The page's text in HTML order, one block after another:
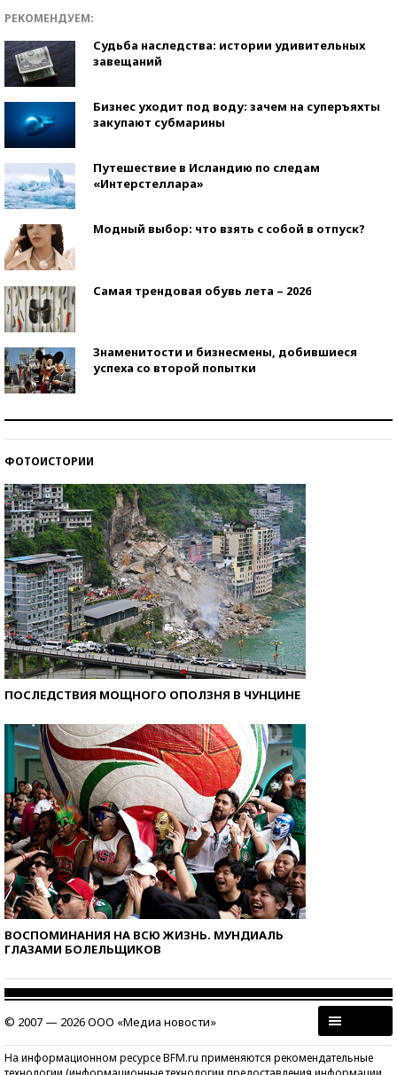
РЕКОМЕНДУЕМ:
Судьба наследства: истории удивительных
завещаний
Бизнес уходит под воду: зачем на суперъяхты
закупают субмарины
Путешествие в Исландию по следам
«Интерстеллара»
Модный выбор: что взять с собой в отпуск?
Самая трендовая обувь лета – 2026
Знаменитости и бизнесмены, добившиеся
успеха со второй попытки
ФОТОИСТОРИИ
ПОСЛЕДСТВИЯ МОЩНОГО ОПОЛЗНЯ В ЧУНЦИНЕ
ВОСПОМИНАНИЯ НА ВСЮ ЖИЗНЬ. МУНДИАЛЬ
ГЛАЗАМИ БОЛЕЛЬЩИКОВ
© 2007 — 2026 ООО «Медиа новости»
На информационном ресурсе BFM.ru применяются рекомендательные